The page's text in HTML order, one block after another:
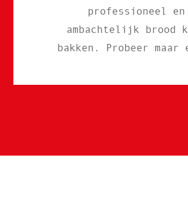
professioneel en
ambachtelijk brood
bakken. Probeer maar